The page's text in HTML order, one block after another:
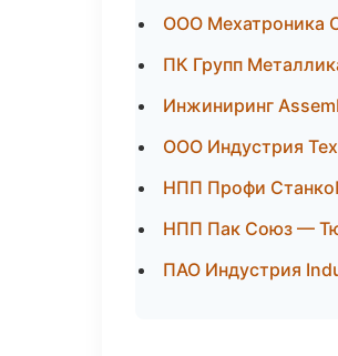
ООО Мехатроника
ПК Групп
Инжиниринг
ООО Индустрия
НПП Профи
НПП Пак Союз —
ПАО Индустрия